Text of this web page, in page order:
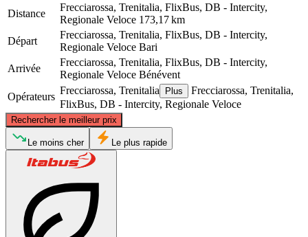
Distance
Frecciarossa, Trenitalia, FlixBus, DB - Intercity,
Regionale Veloce 173,17 km
Départ
Frecciarossa, Trenitalia, FlixBus, DB - Intercity,
Regionale Veloce Bari
Arrivée
Frecciarossa, Trenitalia, FlixBus, DB - Intercity,
Regionale Veloce Bénévent
Opérateurs
Frecciarossa, Trenitalia Plus
Frecciarossa, Trenitalia,
FlixBus, DB - Intercity, Regionale Veloce
Rechercher le meilleur prix
Benevento
© CARTO, ©OpenStreetMap
Le moins cher Le plus rapide